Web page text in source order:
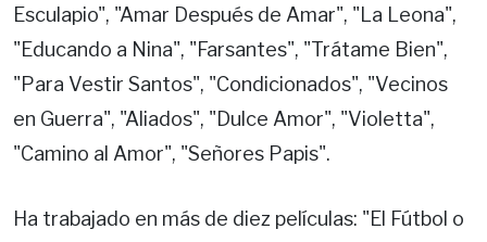
Esculapio", "Amar Después de Amar", "La Leona",
"Educando a Nina", "Farsantes", "Trátame Bien",
"Para Vestir Santos", "Condicionados", "Vecinos
en Guerra", "Aliados", "Dulce Amor", "Violetta",
"Camino al Amor", "Señores Papis".
Ha trabajado en más de diez películas: "El Fútbol o